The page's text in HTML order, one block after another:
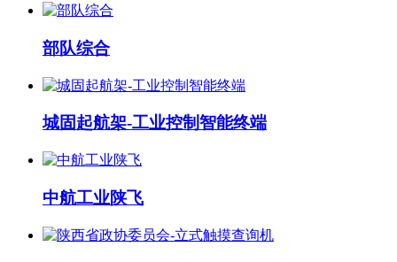
部队综合
城固起航架-工业控制智能终端
中航工业陕飞